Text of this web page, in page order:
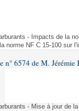
- Impacts de la
norme NF C 15-100 sur
n° 6574 de M. Jérémie
- Mise à jour de